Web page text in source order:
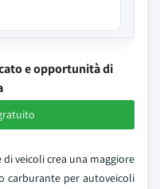
e opportunità di
veicoli crea una maggiore
carburante per autoveicoli